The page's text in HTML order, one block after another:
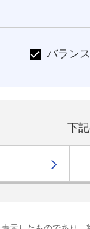
バラン
下